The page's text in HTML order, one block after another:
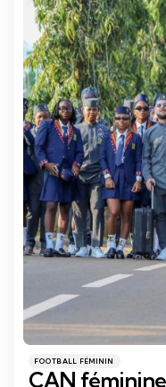
Catégories
Posté
dans
FOOTBALL FÉMININ
CAN féminine